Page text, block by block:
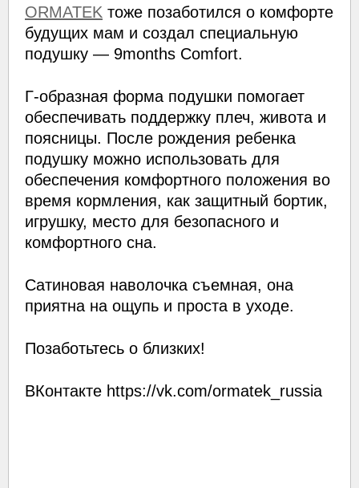
ORMATEK тоже позаботился о комфорте
будущих мам и создал специальную
подушку — 9months Comfort.
Г-образная форма подушки помогает
обеспечивать поддержку плеч, живота и
поясницы. После рождения ребенка
подушку можно использовать для
обеспечения комфортного положения во
время кормления, как защитный бортик,
игрушку, место для безопасного и
комфортного сна.
Сатиновая наволочка съемная, она
приятна на ощупь и проста в уходе.
Позаботьтесь о близких!
ВКонтакте https://vk.com/ormatek_russia